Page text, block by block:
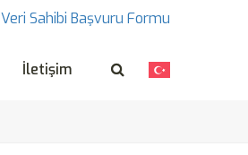
Veri Sahibi Başvuru Formu
İletişim